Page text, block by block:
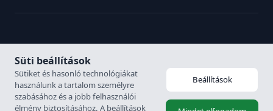
Switch to English | Adatvédelmi irányelvek
© 2026. Karrier Hungária Kft. Minden jog fenntartva. Munkaerő
közvetítési engedély: 6926-4/2007-5100-478
Süti beállítások
Sütiket és hasonló technológiákat
használunk a tartalom személyre
szabásához és a jobb felhasználói
élmény biztosításához. A beállítások
Beállítások